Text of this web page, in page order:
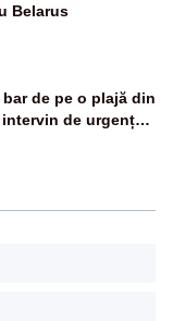
Belarus
de pe o plajă din
de urgență -